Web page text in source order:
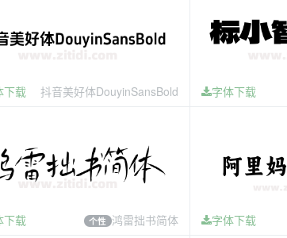
下载 抖音美好体DouyinSansBold 字体下载
下载 个性 鸿雷拙书简体 字体下载